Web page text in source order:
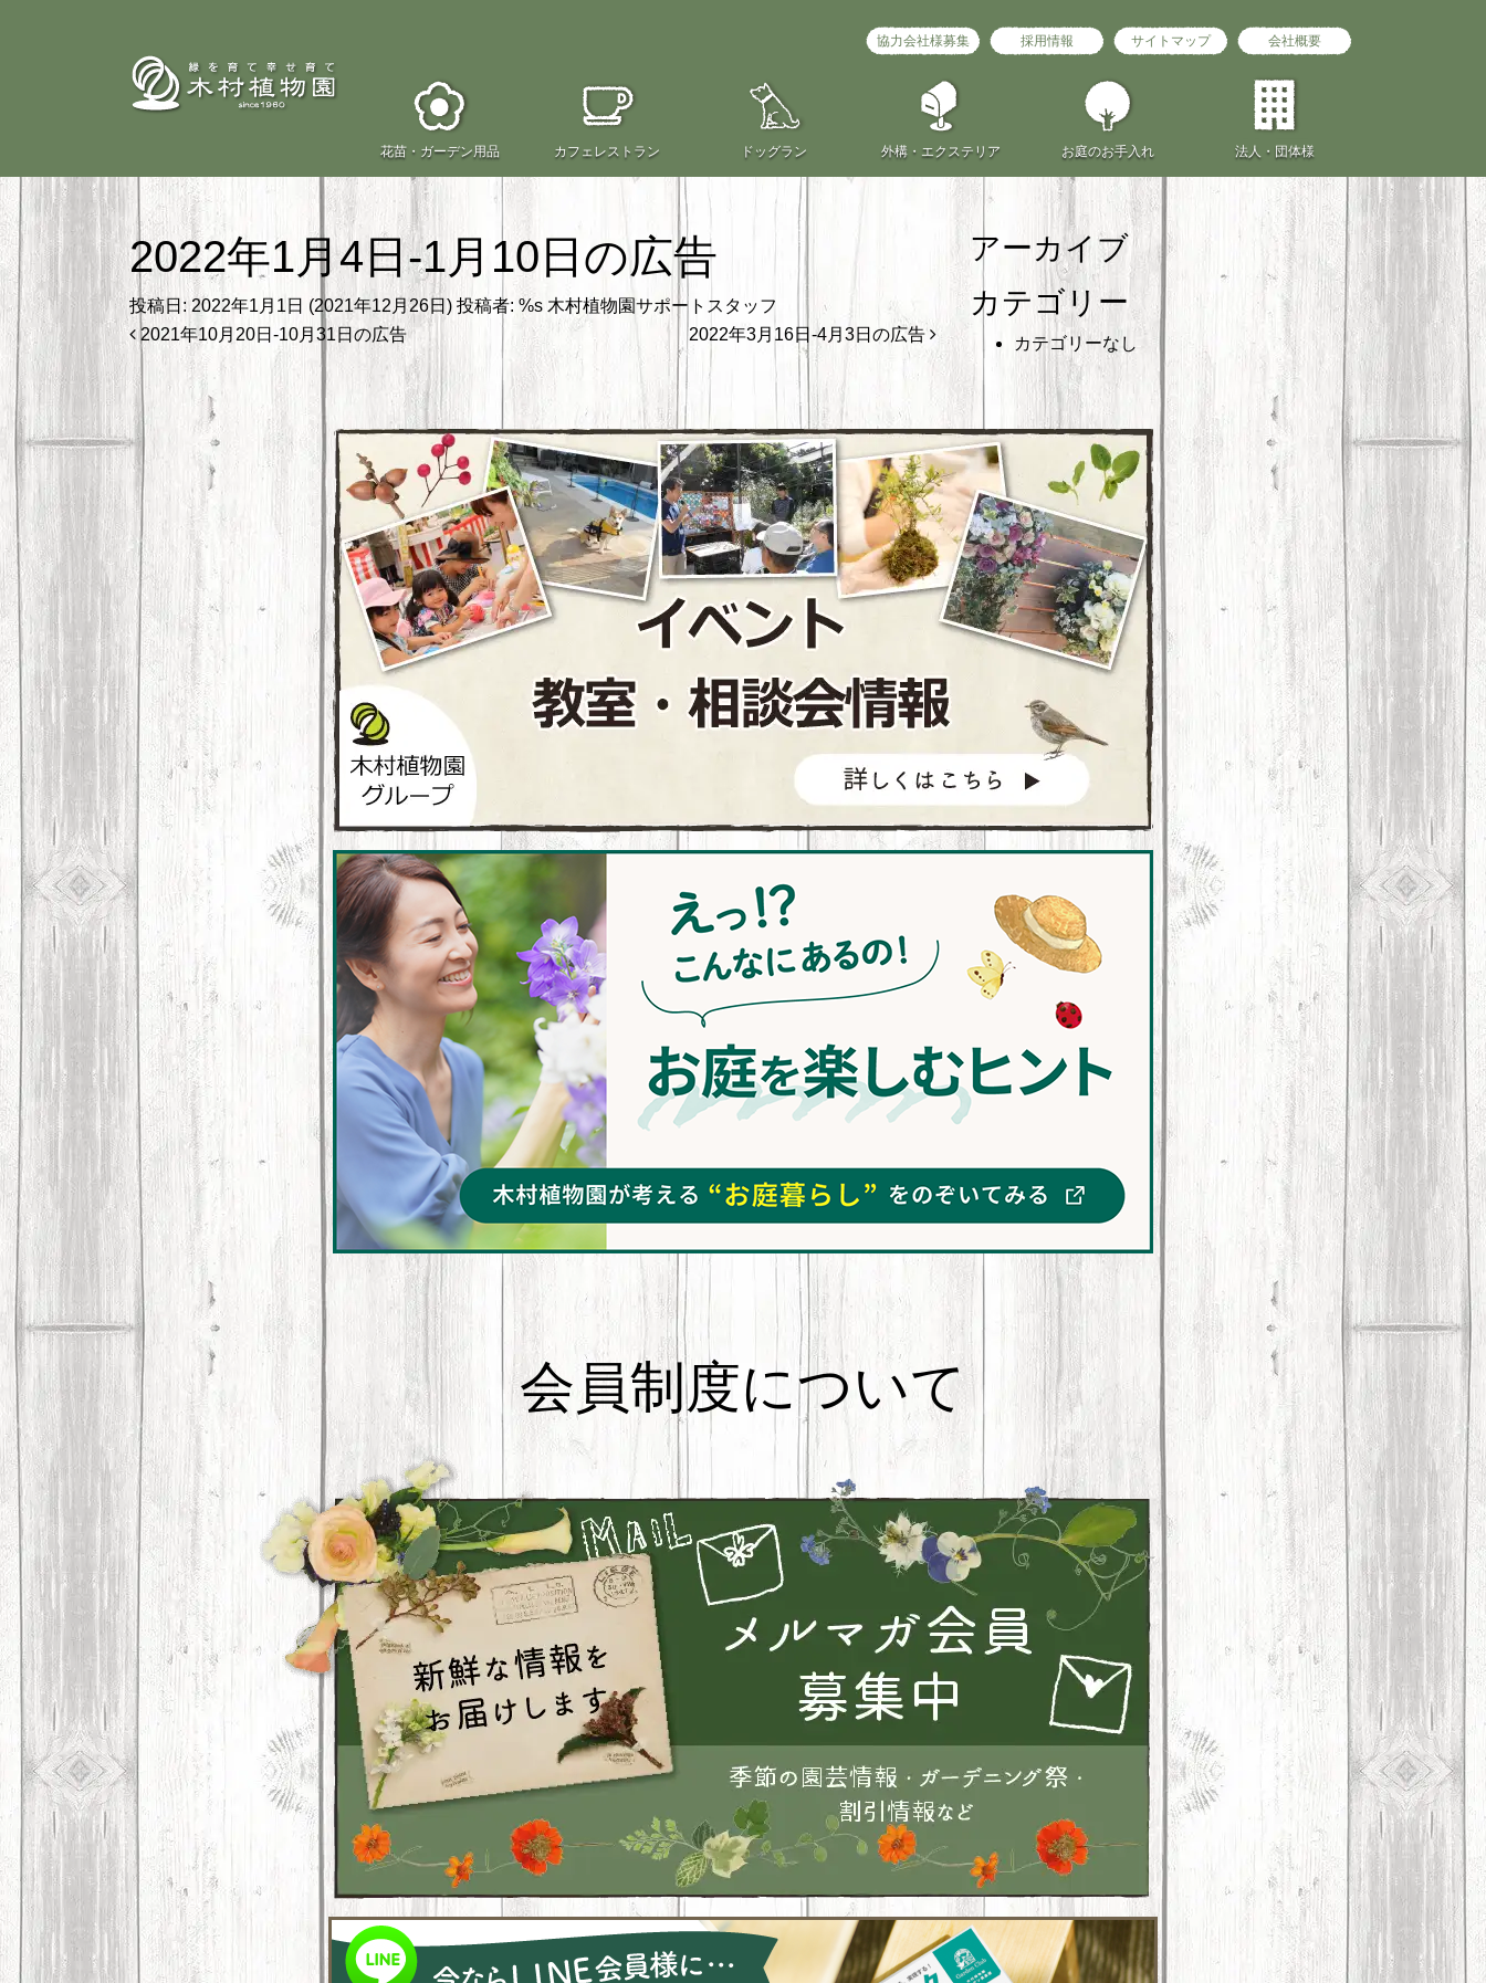
花苗・ ガーデン用品 カフェ レストラン ドッグラン 外構・ エクステリア お庭のお手入れ 法人・団体様
協力会社様募集 採用情報 サイトマップ 会社概要
2022年1月4日-1月10日の広告
投稿日: 2022年1月1日 (2021年12月26日) 投稿者: %s 木村植物園サポートスタッフ
投稿ナビゲーション
2021年10月20日-10月31日の広告 2022年3月16日-4月3日の広告
アーカイブ
カテゴリー
カテゴリーなし
会員制度について